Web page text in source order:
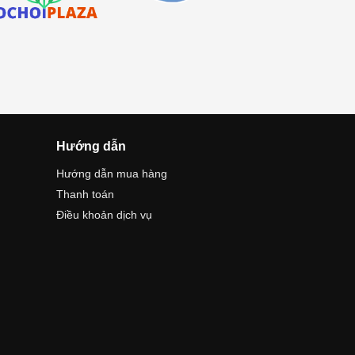
Hướng dẫn
Hướng dẫn mua hàng
Thanh toán
Điều khoản dịch vụ